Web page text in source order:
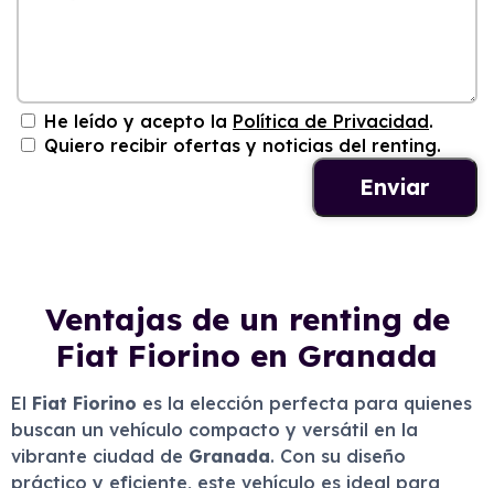
He leído y acepto la Política de Privacidad.
Quiero recibir ofertas y noticias del renting.
Ventajas de un renting de
Fiat Fiorino en Granada
El Fiat Fiorino es la elección perfecta para quienes
buscan un vehículo compacto y versátil en la
vibrante ciudad de Granada. Con su diseño
práctico y eficiente, este vehículo es ideal para